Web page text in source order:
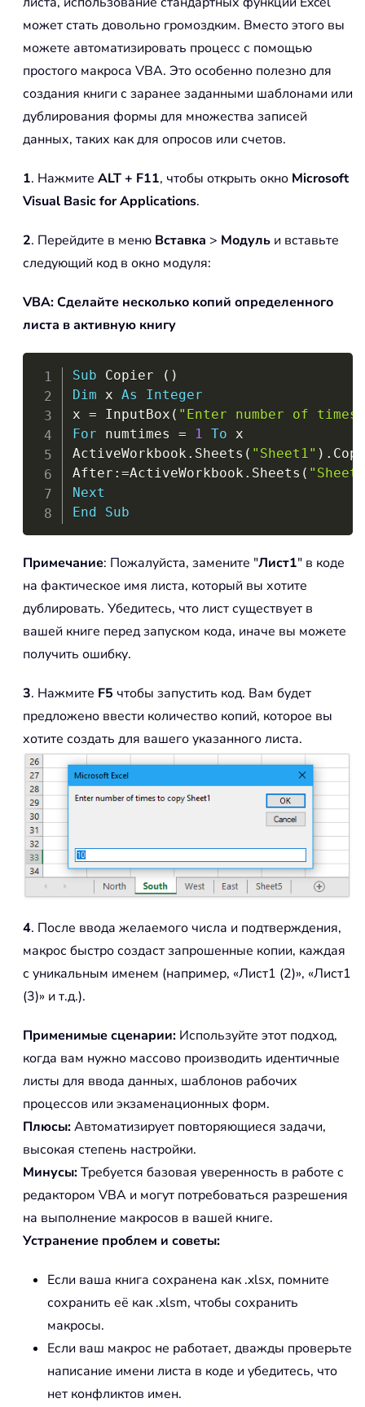
может стать довольно громоздким. Вместо этого вы
можете автоматизировать процесс с помощью
простого макроса VBA. Это особенно полезно для
создания книги с заранее заданными шаблонами или
дублирования формы для множества записей
данных, таких как для опросов или счетов.
1. Нажмите ALT + F11, чтобы открыть окно Microsoft
Visual Basic for Applications.
2. Перейдите в меню Вставка > Модуль и вставьте
следующий код в окно модуля:
VBA: Сделайте несколько копий определенного
листа в активную книгу
Sub Copier ( )
Dim x As
Integer
x = InputBox ( "Enter number of times
For numtimes = 1 To x
ActiveWorkbook . Sheets ( "Sheet1" ) .
After : =ActiveWorkbook . Sheets (
Next
End
Sub
Примечание: Пожалуйста, замените "Лист1" в коде
на фактическое имя листа, который вы хотите
дублировать. Убедитесь, что лист существует в
вашей книге перед запуском кода, иначе вы можете
получить ошибку.
3. Нажмите F5 чтобы запустить код. Вам будет
предложено ввести количество копий, которое вы
хотите создать для вашего указанного листа.
4. После ввода желаемого числа и подтверждения,
макрос быстро создаст запрошенные копии, каждая
с уникальным именем (например, «Лист1 (2)», «Лист1
(3)» и т.д.).
Применимые сценарии: Используйте этот подход,
когда вам нужно массово производить идентичные
листы для ввода данных, шаблонов рабочих
процессов или экзаменационных форм.
Плюсы:Автоматизирует повторяющиеся задачи,
высокая степень настройки.
Минусы:Требуется базовая уверенность в работе с
редактором VBA и могут потребоваться разрешения
на выполнение макросов в вашей книге.
Устранение проблем и советы:
Если ваша книга сохранена как .xlsx, помните
сохранить её как .xlsm, чтобы сохранить
макросы.
Если ваш макрос не работает, дважды проверьте
написание имени листа в коде и убедитесь, что
нет конфликтов имен.